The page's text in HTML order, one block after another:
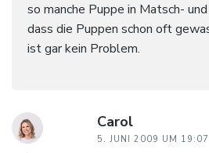
so manche Puppe in Matsch-
dass die Puppen schon oft
ist gar kein Problem.
Carol
5. JUNI 2009 UM